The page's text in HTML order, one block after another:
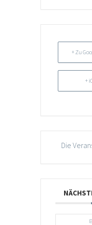
+ Zu
+
Die